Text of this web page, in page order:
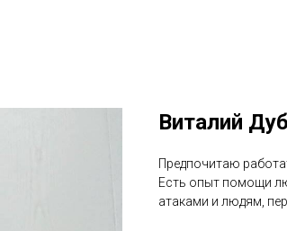
Виталий
Предпочитаю
Есть опыт помощи
атаками и людям,